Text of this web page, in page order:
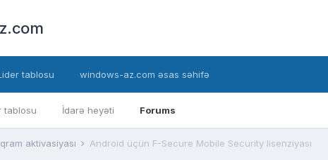
tablosu İdarə heyəti Forums
tablosu windows-az.com əsas səhifə
aktivasiyası Android üçün F-Secure Mobile Security lisenziyası